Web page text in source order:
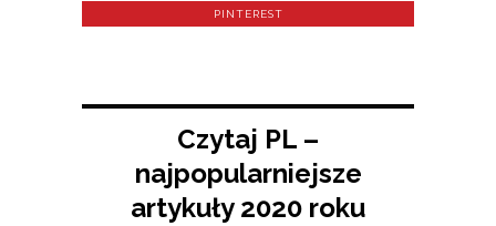
PINTEREST
Czytaj PL –
najpopularniejsze
artykuły 2020 roku